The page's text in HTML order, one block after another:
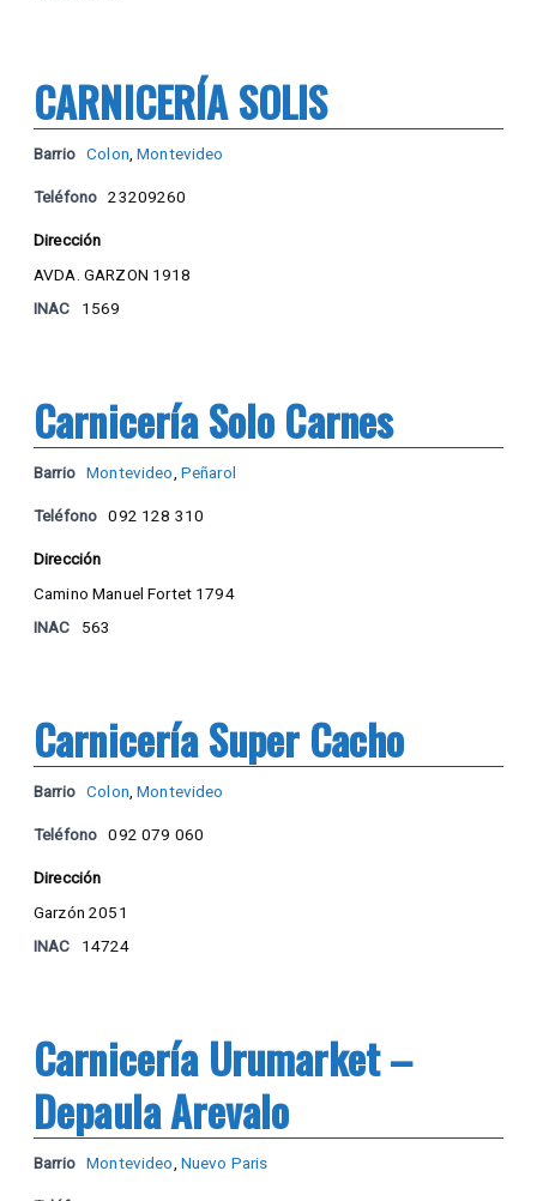
CARNICERÍA SOLIS
Barrio Colon ,Montevideo
Teléfono 23209260
Dirección
AVDA. GARZON 1918
INAC
1569
Carnicería Solo Carnes
Barrio Montevideo Peñarol
Teléfono 092 128 310
Dirección
Camino Manuel Fortet 1794
INAC
563
Carnicería Super Cacho
Barrio Colon ,Montevideo
Teléfono 092 079 060
Dirección
Garzón 2051
INAC
14724
Carnicería Urumarket –
Depaula Arevalo
Barrio Montevideo Nuevo Paris